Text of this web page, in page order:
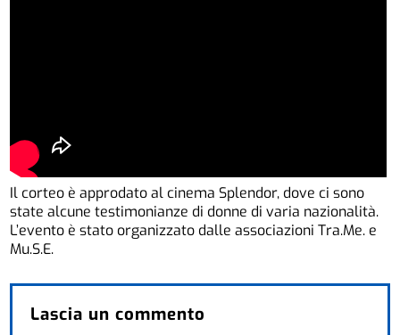
Il corteo è approdato al cinema Splendor, dove ci sono
state alcune testimonianze di donne di varia nazionalità.
L’evento è stato organizzato dalle associazioni Tra.Me. e
Mu.S.E.
Lascia un commento